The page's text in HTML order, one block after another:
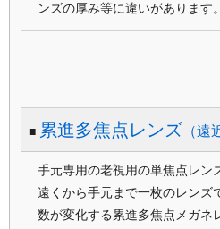
ンズの厚み等に違いがあります。
■ 累進多焦点レンズ （遠
手元専用の老視用の単焦点レン
遠くから手元まで一枚のレンズ
数が変化する累進多焦点メガネ